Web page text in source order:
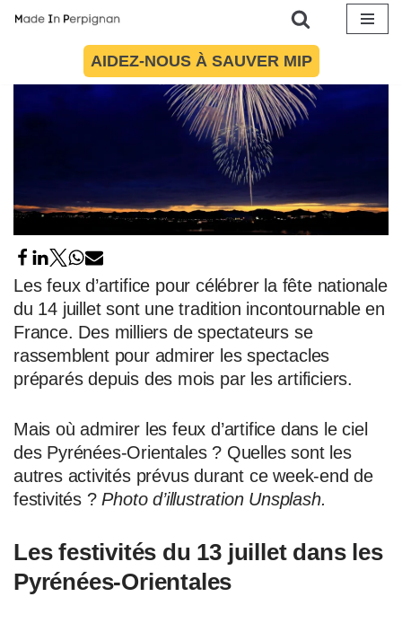
AIDEZ-NOUS À SAUVER MIP
Les feux d’artifice pour célébrer la fête nationale
du 14 juillet sont une tradition incontournable en
France. Des milliers de spectateurs se
rassemblent pour admirer les spectacles
préparés depuis des mois par les artificiers.
Mais où admirer les feux d’artifice dans le ciel
des Pyrénées-Orientales ? Quelles sont les
autres activités prévus durant ce week-end de
festivités ? Photo d’illustration Unsplash.
Les festivités du 13 juillet dans les
Pyrénées-Orientales